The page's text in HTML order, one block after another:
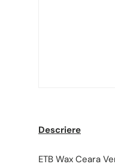
Descriere
ETB Wax Ceara